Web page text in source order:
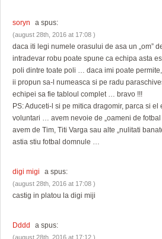
soryn a spus:
(august 28th, 2016 at 17:08 )
daca iti legi numele orasului de asa un „om”
intradevar robu poate spune ca echipa asta
poli dintre toate poli … daca imi poate
ii propun sa-l numeasca si pe radu
echipei sa fie tabloul complet … bravo !!!
PS: Aduceti-l si pe mitica dragomir, parca si
voluntari … avem nevoie de „oameni de
avem de Tim, Titi Varga sau alte „nulitati
astia stiu fotbal domnule …
digi migi a spus:
(august 28th, 2016 at 17:08 )
castig in platou la digi miji
Dddd a spus:
(august 28th, 2016 at 17:12 )